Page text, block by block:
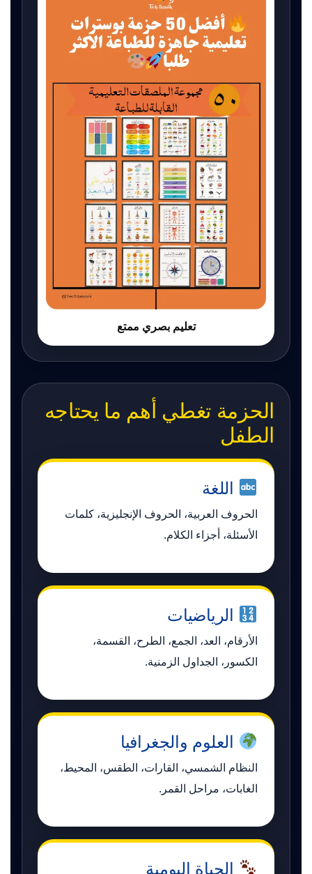
تعليم بصري ممتع
الحزمة تغطي أهم ما يحتاجه
الطفل
اللغة
الحروف العربية، الحروف الإنجليزية، كلمات
الأسئلة، أجزاء الكلام.
الرياضيات
الأرقام، العد، الجمع، الطرح، القسمة،
الكسور، الجداول الزمنية.
العلوم والجغرافيا
النظام الشمسي، القارات، الطقس، المحيط،
الغابات، مراحل القمر.
الحياة اليومية